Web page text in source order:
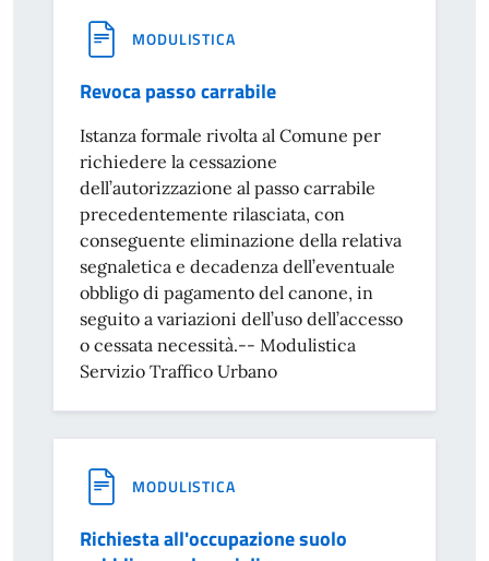
MODULISTICA
Revoca passo carrabile
Istanza formale rivolta al Comune per
richiedere la cessazione
dell’autorizzazione al passo carrabile
precedentemente rilasciata, con
conseguente eliminazione della relativa
segnaletica e decadenza dell’eventuale
obbligo di pagamento del canone, in
seguito a variazioni dell’uso dell’accesso
o cessata necessità.-- Modulistica
Servizio Traffico Urbano
MODULISTICA
Richiesta all'occupazione suolo